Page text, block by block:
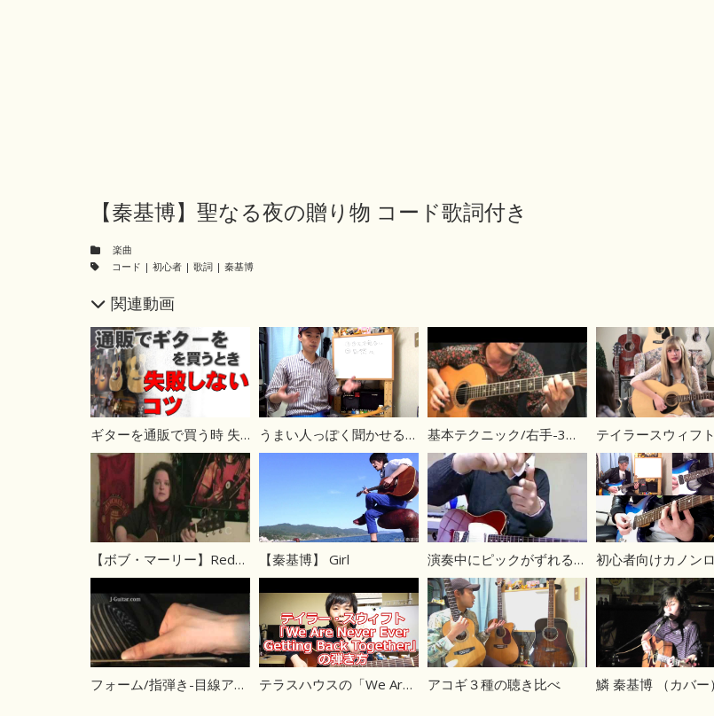
【秦基博】聖なる夜の贈り物 コード歌詞付き
楽曲
コード | 初心者 | 歌詞 | 秦基博
関連動画
ギターを通販で買う時 失敗しないコツ うまい人っぽく聞かせるコツ 笑顔で弾こう！ 基本テクニック/右手-3フィンガー・パターン【ギター初心者講座】
【ボブ・マーリー】Redemption Song – Bob Marley コード 【秦基博】 Girl 演奏中にピックがずれる時の対処法
フォーム/指弾き-目線アングル【ギター初心者講座】 テラスハウスの「We Are Never Ever Getting Back Together」の弾き方 アコギ３種の聴き比べ 鱗 秦基博 （カバー）